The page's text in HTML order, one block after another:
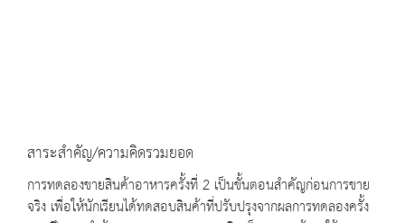
สาระสำคัญ/ความคิดรวมยอด
การทดลองขายสินค้าอาหารครั้งที่ 2 เป็นขั้นตอนสำคัญก่อนการขาย
จริง เพื่อให้นักเรียนได้ทดสอบสินค้าที่ปรับปรุงจากผลการทดลองครั้ง